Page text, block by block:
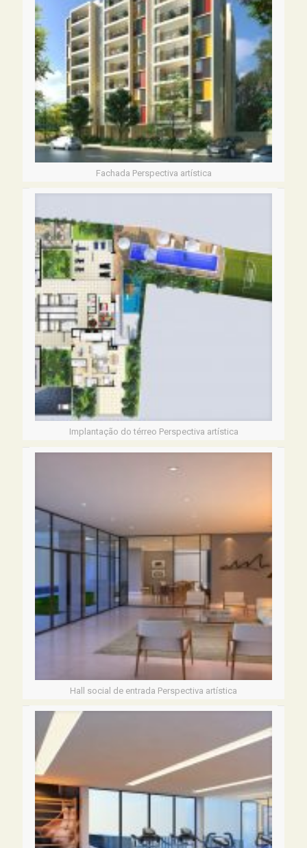
Fachada Perspectiva artística
Implantação do térreo Perspectiva artística
Hall social de entrada Perspectiva artística